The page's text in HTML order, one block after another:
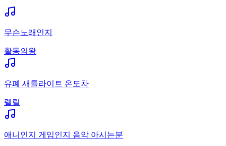
무슨노래인지
활동의왕
유폐 새틀라이트 온도차
렡릴
애니인지 게임인지 음악 아시는분